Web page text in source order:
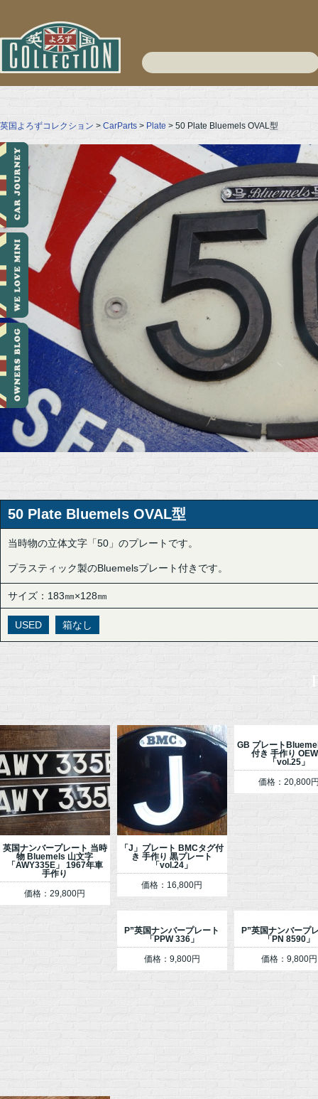
英国よろずコレクション > CarParts > Plate > 50 Plate Bluemels OVAL型
50 Plate Bluemels OVAL型
当時物の立体文字「50」のプレートです。
プラスティック製のBluemelsプレート付きです。
サイズ：183㎜×128㎜
USED 箱なし
英国ナンバープレート 当時
物 Bluemels 山文字
「AWY335E」 1967年車
手作り
価格：29,800円
「J」プレート BMCタグ付
き 手作り 黒プレート
「vol.24」
価格：16,800円
GB プレート
付き 手作り
「vol.25」
価格：20,800
P”英国ナンバープレート
「PPW 336」
価格：9,800円
P”英国ナンバープ
「PN 8590」
価格：9,800円